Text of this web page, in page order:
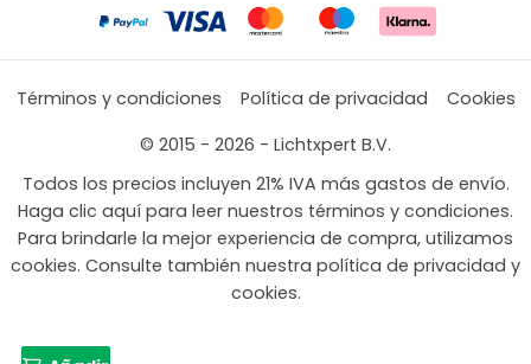
Términos y condiciones Política de privacidad
Cookies
© 2015 - 2026 - Lichtxpert B.V.
Todos los precios incluyen 21% IVA más gastos de envío.
Haga clic aquí para leer nuestros términos y condiciones.
Para brindarle la mejor experiencia de compra, utilizamos
cookies. Consulte también nuestra política de privacidad y
cookies.